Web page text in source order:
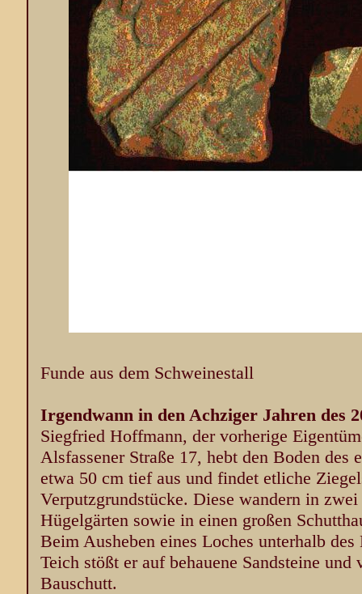
Funde aus dem Schweinestall
Irgendwann in den Achziger Jahren des
Siegfried Hoffmann, der vorherige
Alsfassener Straße 17, hebt den Boden des
etwa 50 cm tief aus und findet etliche
Verputzgrundstücke. Diese wandern in
Hügelgärten sowie in einen großen
Beim Ausheben eines Loches unterhalb
Teich stößt er auf behauene Sandsteine und
Bauschutt.